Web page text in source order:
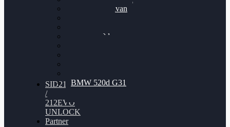
VW T6 Multivan
BMW 120d
BMW 520d G31
SID212
/
212EVO
UNLOCK
Partner